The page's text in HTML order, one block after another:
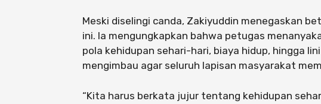
Meski diselingi canda, Zakiyuddin menegaskan
ini. Ia mengungkapkan bahwa petugas
pola kehidupan sehari-hari, biaya hidup, hingga
mengimbau agar seluruh lapisan masyarakat
“Kita harus berkata jujur tentang kehidupan